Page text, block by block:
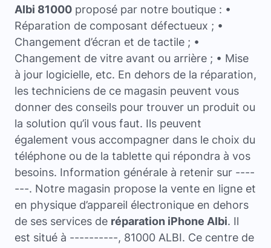
Albi 81000 proposé par notre boutique : •
Réparation de composant défectueux ; •
Changement d’écran et de tactile ; •
Changement de vitre avant ou arrière ; • Mise
à jour logicielle, etc. En dehors de la réparation,
les techniciens de ce magasin peuvent vous
donner des conseils pour trouver un produit ou
la solution qu’il vous faut. Ils peuvent
également vous accompagner dans le choix du
téléphone ou de la tablette qui répondra à vos
besoins. Information générale à retenir sur ----
---. Notre magasin propose la vente en ligne et
en physique d’appareil électronique en dehors
de ses services de réparation iPhone Albi. Il
est situé à ----------, 81000 ALBI. Ce centre de